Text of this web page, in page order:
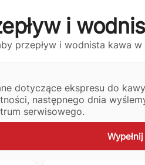
i
dotyczące ekspresu do
następnego dnia
serwisowego.